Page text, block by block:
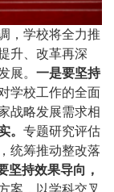
，学校将全力推
升、改革再深
展。 一是要坚持
学校工作的全面
战略发展需求相
。 专题研究评估
统筹推动整改落
坚持效果导向，
案，以学科交叉